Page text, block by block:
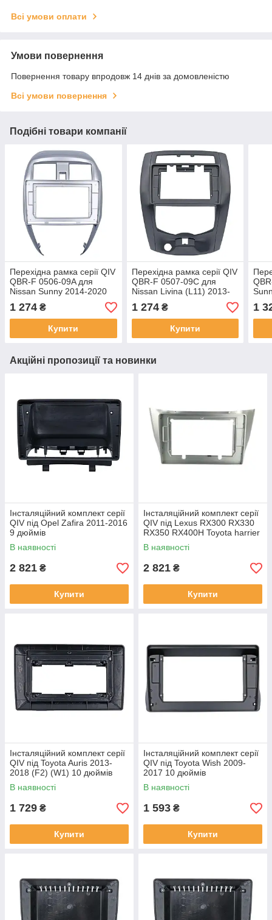
Всі умови оплати
Умови повернення
Повернення товару впродовж 14 днів за домовленістю
Всі умови повернення
Подібні товари компанії
Перехідна рамка серії QIV
QBR-F 0506-09A для
Nissan Sunny 2014-2020
(F2) 10 дюймів
1 274 ₴
Купити
Перехідна рамка серії QIV
QBR-F 0507-09C для
Nissan Livina (L11) 2013-
2020 (F1) 10 дюймів
1 274₴
Купити
10
1
Акційні пропозиції та новинки
Інсталяційний комплект серії
QIV під Opel Zafira 2011-2016
9 дюймів
В наявності
2 821 ₴
Купити
Інсталяційний комплект серії
QIV під Lexus RX300 RX330
RX350 RX400H Toyota harrier
2003-2009 (F2) 10 дюймів
В наявності
2 821 ₴
Купити
Інсталяційний комплект серії
QIV під Toyota Auris 2013-
2018 (F2) (W1) 10 дюймів
В наявності
1 729 ₴
Купити
Інсталяційний комплект серії
QIV під Toyota Wish 2009-
2017 10 дюймів
В наявності
1 593 ₴
Купити